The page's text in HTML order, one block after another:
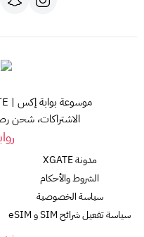
الاشتراكات، شحن
مدونة XGATE
الشروط والأحكام
سياسة الخصوصية
سياسة تفعيل شرائح SIM و eSIM